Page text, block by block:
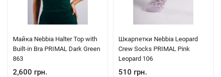
Майка Nebbia Halter Top with
Built-in Bra PRIMAL Dark Green
863
2,600 грн.
Шкарпетки Nebbia Leopard
Crew Socks PRIMAL Pink
Leopard 106
510 грн.